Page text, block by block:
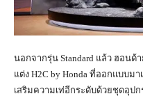
นอกจากรุ่น Standard แล้ว ฮอนด้
แต่ง H2C by Honda ที่ออกแบบม
เสริมความเท่อีกระดับด้วยชุดอุป